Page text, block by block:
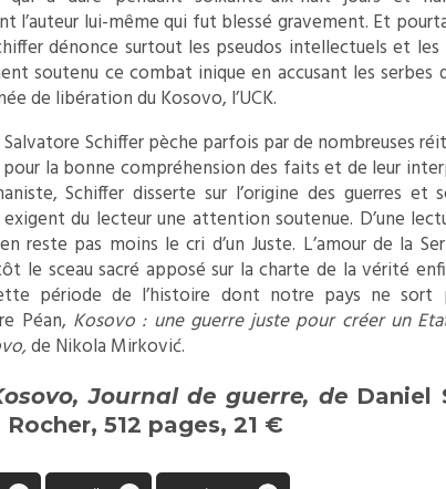
l’auteur lui-même qui fut blessé gravement. Et
dénonce surtout les pseudos intellectuels et
soutenu ce combat inique en accusant les serbes
de libération du Kosovo, l’UCK.
Schiffer pèche parfois par de nombreuses
la bonne compréhension des faits et de leur
Schiffer disserte sur l’origine des guerres et
du lecteur une attention soutenue. D’une
reste pas moins le cri d’un Juste. L’amour de la
le sceau sacré apposé sur la charte de la vérité
période de l’histoire dont notre pays ne sort
Péan, Kosovo : une guerre juste pour créer un
de Nikola Mirković.
Journal de guerre, de Daniel
512 pages, 21 €